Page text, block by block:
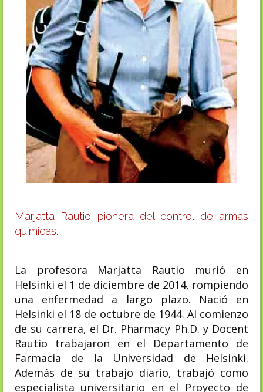
Marjatta Rautio pionera del control de armas
químicas.
La profesora Marjatta Rautio murió en
Helsinki el 1 de diciembre de 2014, rompiendo
una enfermedad a largo plazo. Nació en
Helsinki el 18 de octubre de 1944. Al comienzo
de su carrera, el Dr. Pharmacy Ph.D. y Docent
Rautio trabajaron en el Departamento de
Farmacia de la Universidad de Helsinki.
Además de su trabajo diario, trabajó como
especialista universitario en el Proyecto de